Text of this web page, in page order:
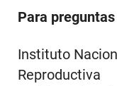
Para
Instituto
Reproductiva